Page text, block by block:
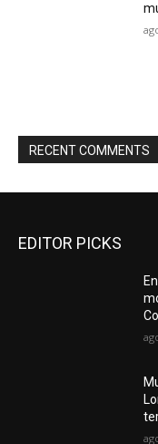
RECENT COMMENTS
EDITOR PICKS